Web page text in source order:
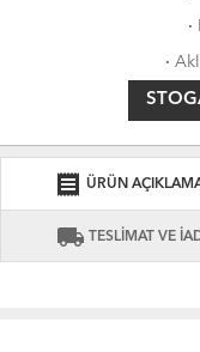
·
·
receipt ÜRÜN
local_shipping TESLİMAT VE